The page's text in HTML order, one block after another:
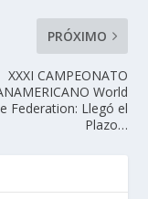
PRÓXIMO
XXXI CAMPEONATO
World
Federation: Llegó el
Plazo…